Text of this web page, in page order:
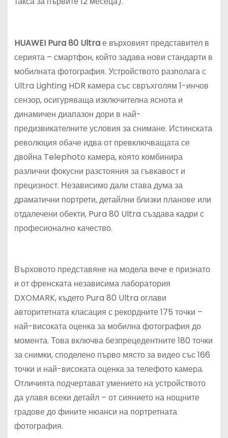
HUAWEI Pura 80 Ultraе върховият представител в
серията – смартфон, който задава нови стандарти в
мобилната фотография. Устройството разполага с
Ultra Lighting HDR камера със свръхголям 1-инчов
сензор, осигуряваща изключителна яснота и
динамичен диапазон дори в най-
предизвикателните условия за снимане. Истинската
революция обаче идва от превключващата се
двойна Telephoto камера, която комбинира
различни фокусни разстояния за гъвкавост и
прецизност. Независимо дали става дума за
драматични портрети, детайлни близки планове или
отдалечени обекти, Pura 80 Ultra създава кадри с
професионално качество.
Върховото представяне на модела вече е признато
и от френската независима лаборатория
DXOMARK, където Pura 80 Ultra оглави
авторитетната класация с рекордните 175 точки –
най-високата оценка за мобилна фотография до
момента. Това включва безпрецедентните 180 точки
за снимки, споделено първо място за видео със 166
точки и най-високата оценка за телефото камера.
Отличията подчертават умението на устройството
да улавя всеки детайл – от сиянието на нощните
градове до фините нюанси на портретната
фотография.